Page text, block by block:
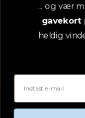
Adresse
Erling Christensen
... og vær
gavekort
heldig
Email